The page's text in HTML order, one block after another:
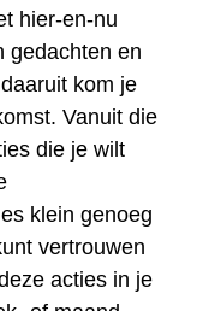
hier-en-nu
gedachten en
kom je
Vanuit die
die je wilt
klein genoeg
vertrouwen
acties in je